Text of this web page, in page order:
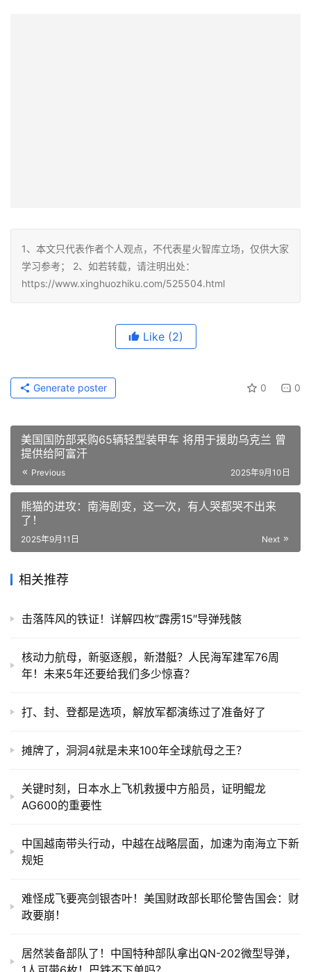
1、本文只代表作者个人观点，不代表星火智库立场，仅供大家
学习参考； 2、如若转载，请注明出处：
https://www.xinghuozhiku.com/525504.html
Like (2)
0 0
Generate poster
美国国防部采购65辆轻型装甲车 将用于援助乌克兰 曾
提供给阿富汗
Previous 2025年9月10日
熊猫的进攻：南海剧变，这一次，有人哭都哭不出来
了！
Next
2025年9月11日
相关推荐
击落阵风的铁证！详解四枚”霹雳15″导弹残骸
核动力航母，新驱逐舰，新潜艇？人民海军建军76周
年！未来5年还要给我们多少惊喜？
打、封、登都是选项，解放军都演练过了准备好了
摊牌了，洞洞4就是未来100年全球航母之王？
关键时刻，日本水上飞机救援中方船员，证明鲲龙
AG600的重要性
中国越南带头行动，中越在战略层面，加速为南海立下新
规矩
难怪成飞要亮剑银杏叶！美国财政部长耶伦警告国会：财
政要崩！
居然装备部队了！中国特种部队拿出QN-202微型导弹，